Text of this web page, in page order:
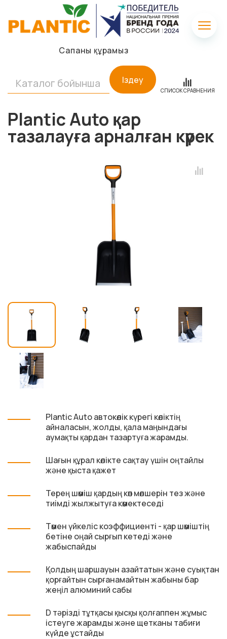
Сапаны құрамыз
Іздеу
СПИСОК СРАВНЕНИЯ
Plantic Auto қар
тазалауға арналған күрек
Plantic Auto автокөлік күрегі көліктің
айналасын, жолды, қала маңындағы
аумақты қардан тазартуға жарамды.
Шағын құрал көлікте сақтау үшін оңтайлы
және қыста қажет
Терең шөміш қардың көп мөлшерін тез және
тиімді жылжытуға көмектеседі
Төмен үйкеліс коэффициенті - қар шөміштің
бетіне оңай сырғып кетеді және
жабыспайды
Қолдың шаршауын азайтатын және суықтан
қорғайтын сырғанамайтын жабыны бар
жеңіл алюминий сабы
D тәрізді тұтқасы қысқы қолғаппен жұмыс
істеуге жарамды және щетканы табиғи
күйде ұстайды